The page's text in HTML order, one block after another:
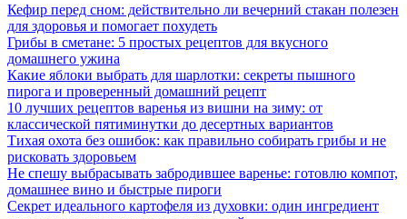
Кефир перед сном: действительно ли вечерний стакан полезен
для здоровья и помогает похудеть
Грибы в сметане: 5 простых рецептов для вкусного
домашнего ужина
Какие яблоки выбрать для шарлотки: секреты пышного
пирога и проверенный домашний рецепт
10 лучших рецептов варенья из вишни на зиму: от
классической пятиминутки до десертных вариантов
Тихая охота без ошибок: как правильно собирать грибы и не
рисковать здоровьем
Не спешу выбрасывать забродившее варенье: готовлю компот,
домашнее вино и быстрые пироги
Секрет идеального картофеля из духовки: один ингредиент